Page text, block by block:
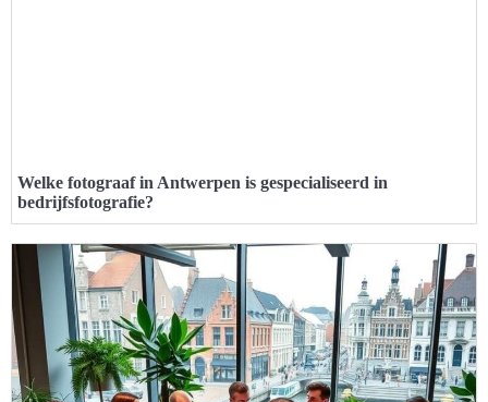
Welke fotograaf in Antwerpen is gespecialiseerd in
bedrijfsfotografie?